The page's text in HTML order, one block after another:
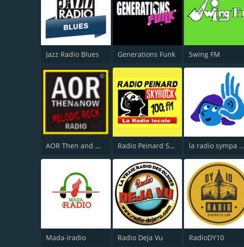
Jazz Radio Blues Generations Funk Swing FM
AOR Then and Now Radio Peinard Skyrock la radio sympa ...
Mada-Iradio Radio Deja Vu RadioDY10